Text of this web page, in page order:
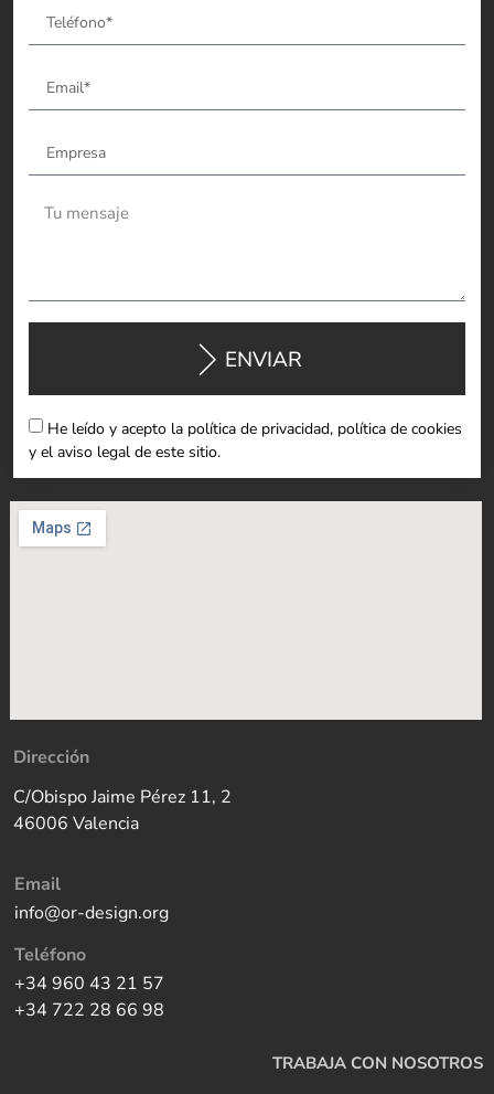
He leído y acepto la política de privacidad, política de cookies
y el aviso legal de este sitio.
ENVIAR
Dirección
C/Obispo Jaime Pérez 11, 2
46006 Valencia
Email
info@or-design.org
Teléfono
+34 960 43 21 57
+34 722 28 66 98
TRABAJA CON NOSOTROS